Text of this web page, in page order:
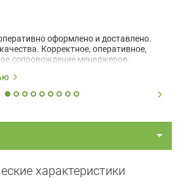
оформлено и доставлено.
Корректное, оперативное,
сопровождение менеджеров.
характеристики